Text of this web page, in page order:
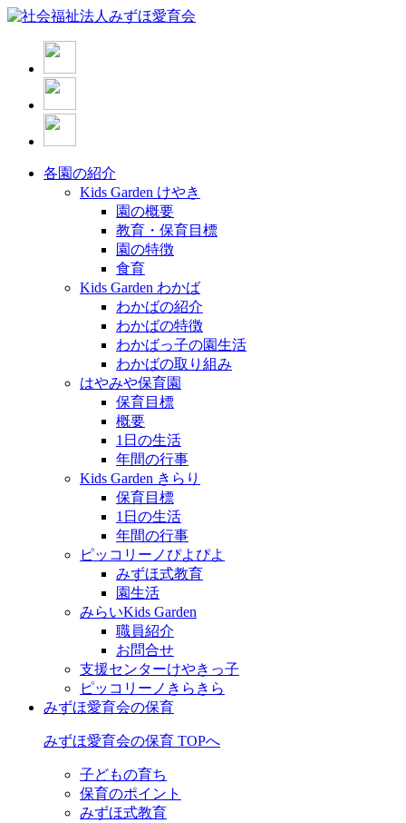
各園の紹介
Kids Garden けやき
園の概要
教育・保育目標
園の特徴
食育
Kids Garden わかば
わかばの紹介
わかばの特徴
わかばっ子の園生活
わかばの取り組み
はやみや保育園
保育目標
概要
1日の生活
年間の行事
Kids Garden きらり
保育目標
1日の生活
年間の行事
ピッコリーノぴよぴよ
みずほ式教育
園生活
みらいKids Garden
職員紹介
お問合せ
支援センターけやきっ子
ピッコリーノきらきら
みずほ愛育会の保育
みずほ愛育会の保育 TOPへ
子どもの育ち
保育のポイント
みずほ式教育